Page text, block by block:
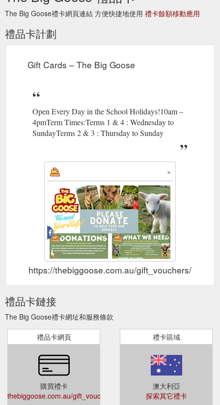
The Big Goose禮卡網頁連結 方便快捷地使用 禮卡餘額移動應用
禮品卡計劃
Gift Cards – The Big Goose
Open Every Day in the School Holidays!10am –
4pmTerm Times:Terms 1 & 4 : Wednesday to
SundayTerms 2 & 3 : Thursday to Sunday
https://thebiggoose.com.au/gift_vouchers/
禮品卡鏈接
The Big Goose禮卡網址和服務條款
禮品卡網頁
購買禮卡
thebiggoose.com.au/gift_vouchers/
禮卡區域
澳大利亞
探索其它禮卡